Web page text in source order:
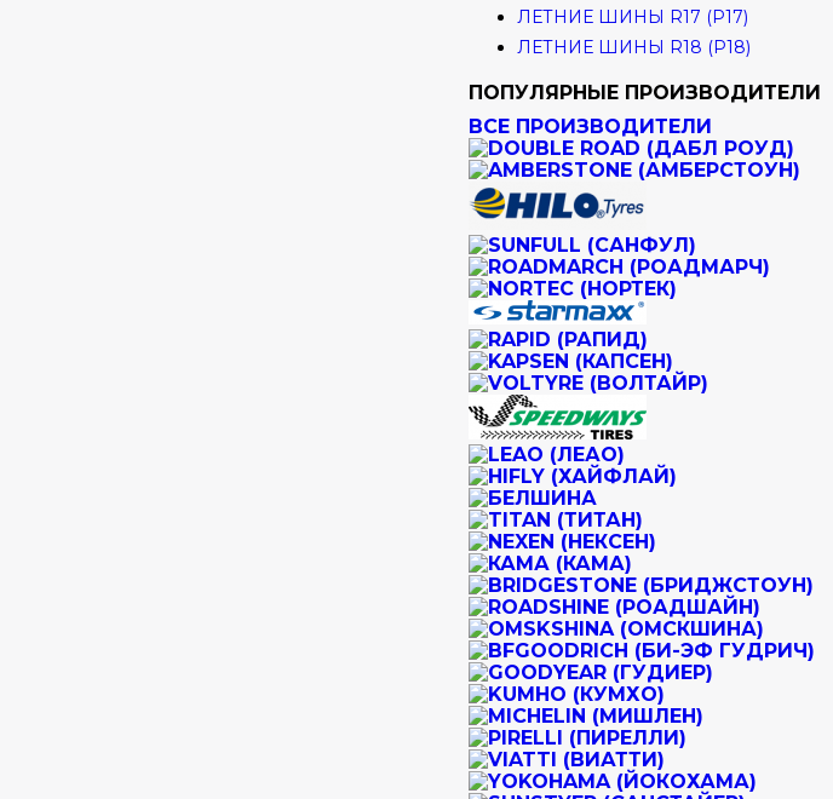
ЛЕТНИЕ ШИНЫ R17 (Р17)
ЛЕТНИЕ ШИНЫ R18 (Р18)
ПОПУЛЯРНЫЕ ПРОИЗВОДИТЕЛИ
ВСЕ ПРОИЗВОДИТЕЛИ